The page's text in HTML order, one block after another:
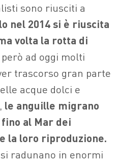
sono riusciti a
nel 2014 si è riuscita
volta la rotta di
ad oggi molti
trascorso gran parte
acque dolci e
le anguille migrano
al Mar dei
la loro riproduzione.
radunano in enormi